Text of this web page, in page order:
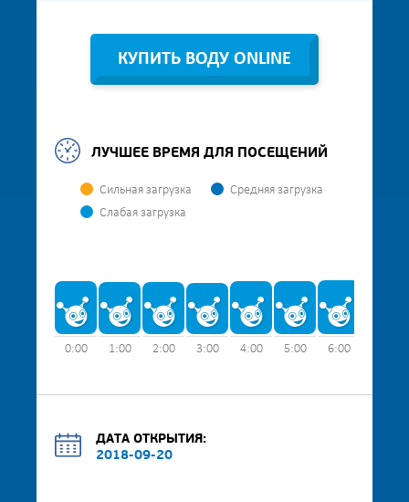
КУПИТЬ ВОДУ ONLINE
ЛУЧШЕЕ ВРЕМЯ ДЛЯ ПОСЕЩЕНИЙ
Сильная загрузка
Средняя загрузка
Слабая загрузка
0:00 1:00 2:00 3:00 4:00 5:00 6:00
ДАТА ОТКРЫТИЯ:
2018-09-20